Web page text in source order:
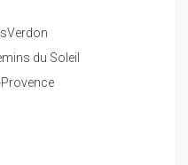
du Soleil
Provence